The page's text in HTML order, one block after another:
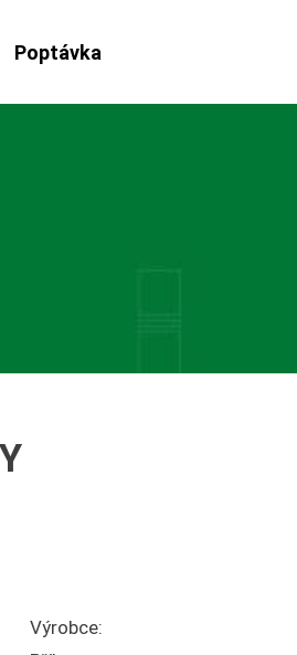
Poptávka
Výrobce: